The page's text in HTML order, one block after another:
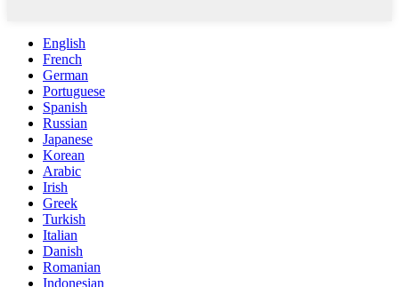
English
French
German
Portuguese
Spanish
Russian
Japanese
Korean
Arabic
Irish
Greek
Turkish
Italian
Danish
Romanian
Indonesian